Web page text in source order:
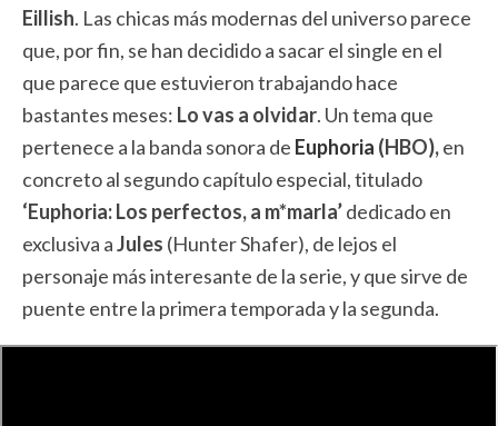
Eillish. Las chicas más modernas del universo parece
que, por fin, se han decidido a sacar el single en el
que parece que estuvieron trabajando hace
bastantes meses: Lo vas a olvidar. Un tema que
pertenece a la banda sonora de Euphoria (HBO),en
concreto al segundo capítulo especial, titulado
‘Euphoria: Los perfectos, a m*marla’dedicado en
exclusiva aJules (Hunter Shafer), de lejos el
personaje más interesante de la serie, y que sirve de
puente entre la primera temporada y la segunda.